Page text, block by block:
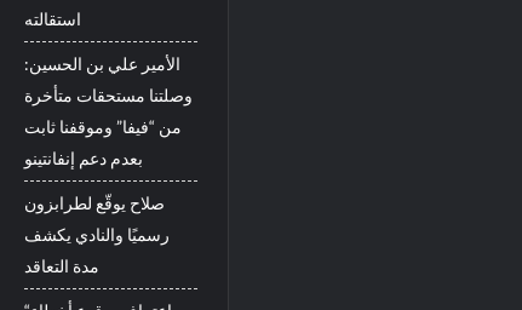
استقالته
الأمير علي بن الحسين:
وصلتنا مستحقات متأخرة
من “فيفا” وموقفنا ثابت
بعدم دعم إنفانتينو
صلاح يوقّع لطرابزون
رسميًا والنادي يكشف
مدة التعاقد